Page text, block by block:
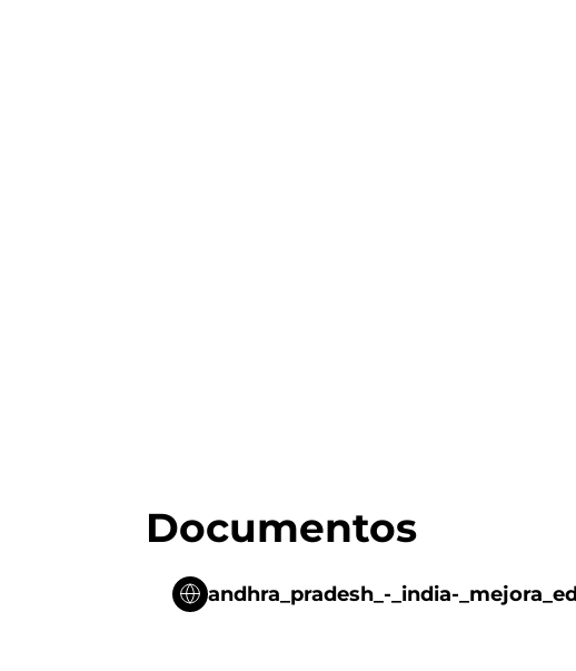
Documentos
andhra_pradesh_-_india-